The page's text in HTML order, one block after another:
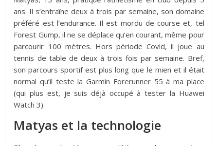
ans. Il s’entraîne deux à trois par semaine, son domaine
préféré est l’endurance. Il est mordu de course et, tel
Forest Gump, il ne se déplace qu’en courant, même pour
parcourir 100 mètres. Hors période Covid, il joue au
tennis de table de deux à trois fois par semaine. Bref,
son parcours sportif est plus long que le mien et il était
normal qu’il teste la Garmin Forerunner 55 à ma place
(qui plus est, je suis déjà occupé à tester la Huawei
Watch 3).
Matyas et la technologie